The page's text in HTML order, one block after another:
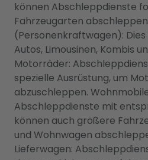
können Abschleppdienste
Fahrzeugarten
(Personenkraftwagen):
Autos, Limousinen, Kombis
Motorräder:
spezielle Ausrüstung, um
abzuschleppen.
Abschleppdienste mit
können auch größere
und Wohnwagen
Lieferwagen: